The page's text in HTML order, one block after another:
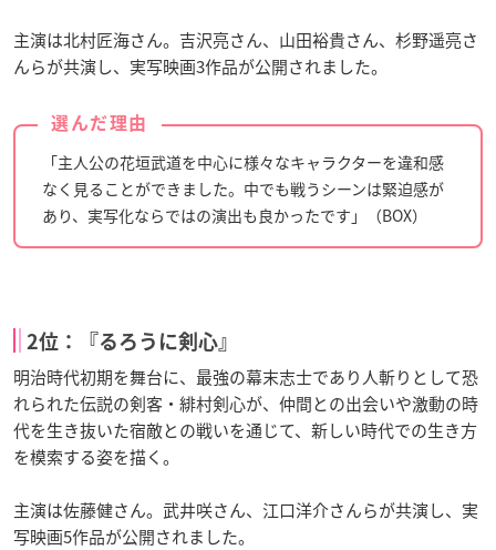
主演は北村匠海さん。吉沢亮さん、山田裕貴さん、杉野遥亮さ
んらが共演し、実写映画3作品が公開されました。
選んだ理由
「主人公の花垣武道を中心に様々なキャラクターを違和感
なく見ることができました。中でも戦うシーンは緊迫感が
あり、実写化ならではの演出も良かったです」（BOX）
2位：『るろうに剣心』
明治時代初期を舞台に、最強の幕末志士であり人斬りとして恐
れられた伝説の剣客・緋村剣心が、仲間との出会いや激動の時
代を生き抜いた宿敵との戦いを通じて、新しい時代での生き方
を模索する姿を描く。
主演は佐藤健さん。武井咲さん、江口洋介さんらが共演し、実
写映画5作品が公開されました。